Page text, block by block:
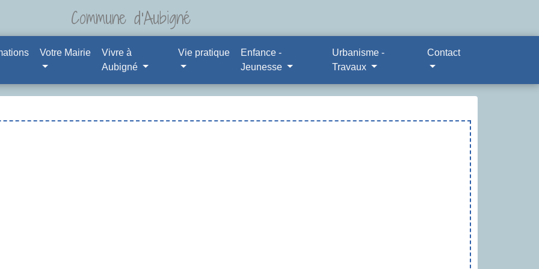
Commune d'Aubigné
Votre Mairie
Vivre à
Aubigné
Vie pratique
Enfance -
Jeunesse
Urbanisme -
Travaux
Contact